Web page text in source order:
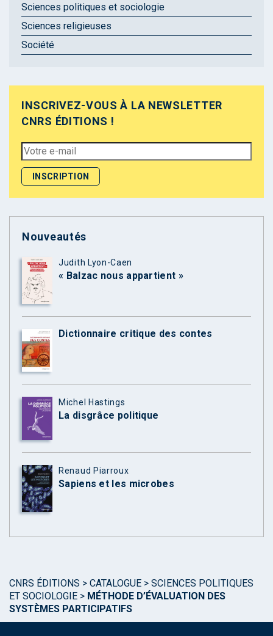
Sciences politiques et sociologie
Sciences religieuses
Société
INSCRIVEZ-VOUS À LA NEWSLETTER
CNRS ÉDITIONS !
Nouveautés
Judith Lyon-Caen
« Balzac nous appartient »
Dictionnaire critique des contes
Michel Hastings
La disgrâce politique
Renaud Piarroux
Sapiens et les microbes
CNRS ÉDITIONS > CATALOGUE > SCIENCES POLITIQUES
ET SOCIOLOGIE > MÉTHODE D’ÉVALUATION DES
SYSTÈMES PARTICIPATIFS